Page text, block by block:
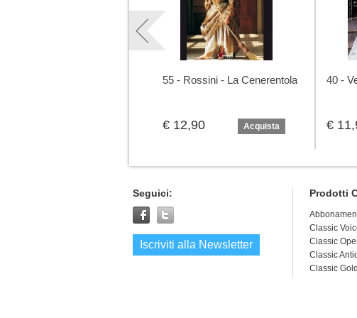
55 - Rossini - La Cenerentola
€ 12,90 Acquista
40 -
€
Seguici:
Iscriviti alla Newsletter
Prodotti
Classic
Classic
Classic
Classic Gold